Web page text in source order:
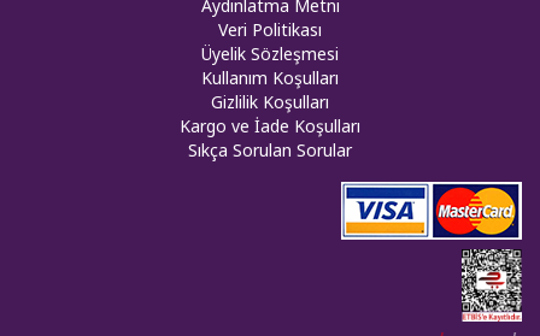
Aydınlatma Metni
Veri Politikası
Üyelik Sözleşmesi
Kullanım Koşulları
Gizlilik Koşulları
Kargo ve İade Koşulları
Sıkça Sorulan Sorular